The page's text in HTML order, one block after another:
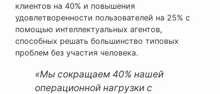
клиентов на 40% и повышения
удовлетворенности пользователей на 25% с
помощью интеллектуальных агентов,
способных решать большинство типовых
проблем без участия человека.
«Мы сокращаем 40% нашей
операционной нагрузки с